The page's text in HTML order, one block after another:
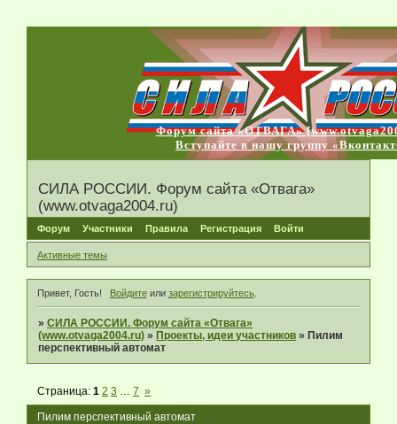
Форум сайта «ОТВАГА»
Вступайте в нашу группу
СИЛА РОССИИ. Форум сайта «Отвага»
(www.otvaga2004.ru)
Форум Участники Правила Регистрация Войти
Активные темы
Привет, Гость! Войдитеили зарегистрируйтесь.
»СИЛА РОССИИ. Форум сайта «Отвага»
(www.otvaga2004.ru) » Проекты, идеи участников » Пилим
перспективный автомат
Пилим перспективный автомат
Страница:1 2 3 7 »